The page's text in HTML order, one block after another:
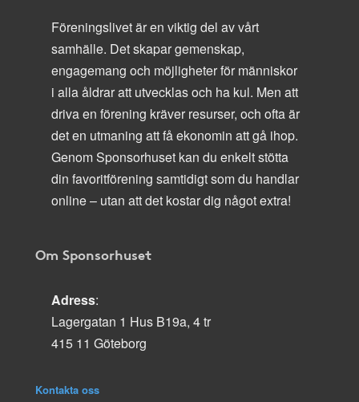
Föreningslivet är en viktig del av vårt
samhälle. Det skapar gemenskap,
engagemang och möjligheter för människor
i alla åldrar att utvecklas och ha kul. Men att
driva en förening kräver resurser, och ofta är
det en utmaning att få ekonomin att gå ihop.
Genom Sponsorhuset kan du enkelt stötta
din favoritförening samtidigt som du handlar
online – utan att det kostar dig något extra!
Om Sponsorhuset
Adress:
Lagergatan 1 Hus B19a, 4 tr
415 11 Göteborg
Kontakta oss